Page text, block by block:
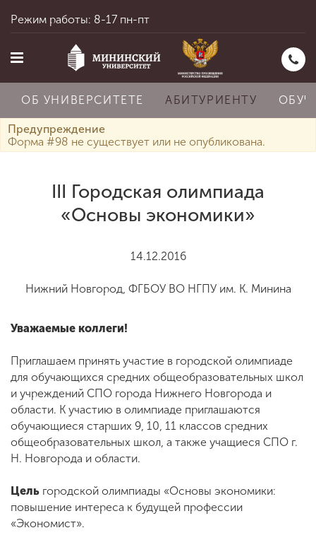
Об университете
Наука
Международная
деятельность
Другие виды
деятельности
Режим работы: 8-17 пн-пт
ОБ УНИВЕРСИТЕТЕ АБИТУРИЕНТУ
Предупреждение
Форма #98 не существует или не опубликована.
III Городская олимпиада
«Основы экономики»
14.12.2016
Нижний Новгород, ФГБОУ ВО НГПУ им. К. Минина
Уважаемые коллеги!
Приглашаем принять участие в городской олимпиаде
для обучающихся средних общеобразовательных школ
и учреждений СПО города Нижнего Новгорода и
области. К участию в олимпиаде приглашаются
обучающиеся старших 9, 10, 11 классов средних
общеобразовательных школ, а также учащиеся СПО г.
Н. Новгорода и области.
Цель городской олимпиады «Основы экономики:
повышение интереса к будущей профессии
«Экономист».